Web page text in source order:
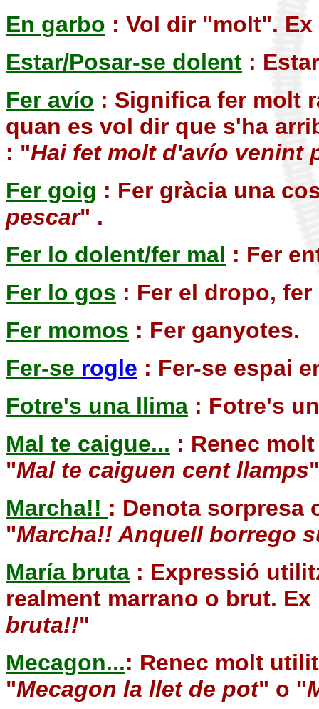
En garbo : Vol dir "molt".
Estar/Posar-se dolent :
Fer avío : Significa fer molt
quan es vol dir que s'ha
: "Hai fet molt d'avío venint
Fer goig : Fer gràcia una
pescar" .
Fer lo dolent/fer mal : Fer
Fer lo gos : Fer el dropo,
Fer momos : Fer ganyotes.
Fer-se rogle : Fer-se espai
Fotre's una llima : Fotre's
Mal te caigue... : Renec
"Mal te caiguen cent llamps"
Marcha!! : Denota sorpresa
"Marcha!! Anquell borrego
María bruta : Expressió
realment marrano o brut. Ex
bruta!!"
Mecagon...: Renec molt
"Mecagon la llet de pot" o "